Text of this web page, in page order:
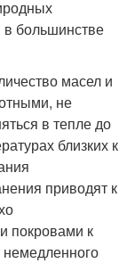
большинстве
масел и
не
в тепле до
близких к
приводят к
покровами к